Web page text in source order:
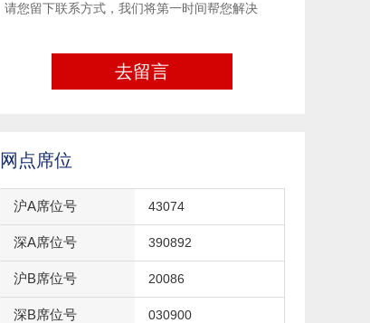
请您留下联系方式，我们将第一时间帮您解决
去留言
网点席位
沪A席位号 43074
深A席位号 390892
沪B席位号 20086
深B席位号 030900